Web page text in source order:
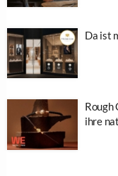
Da ist
Rough
ihre